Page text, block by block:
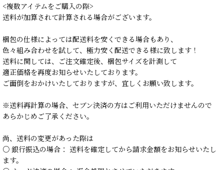
<複数アイテムをご購入の際>
送料が加算されて計算される場合がございます。
梱包の仕様によっては配送料を安くできる場合もあり、
色々組み合わせを試して、極力安く配送できる様に致します！
送料に関しては、ご注文確定後、梱包サイズを計測して
適正価格を再度お知らせいたしております。
ご面倒をおかけいたしておりますが、宜しくお願い致します。
※送料再計算の場合、セブン決済の方はご利用いただけませんので
あらかじめご了承ください。
尚、送料の変更があった際は
○ 銀行振込の場合： 送料を確定してから請求金額をお知らせいたし
ます。